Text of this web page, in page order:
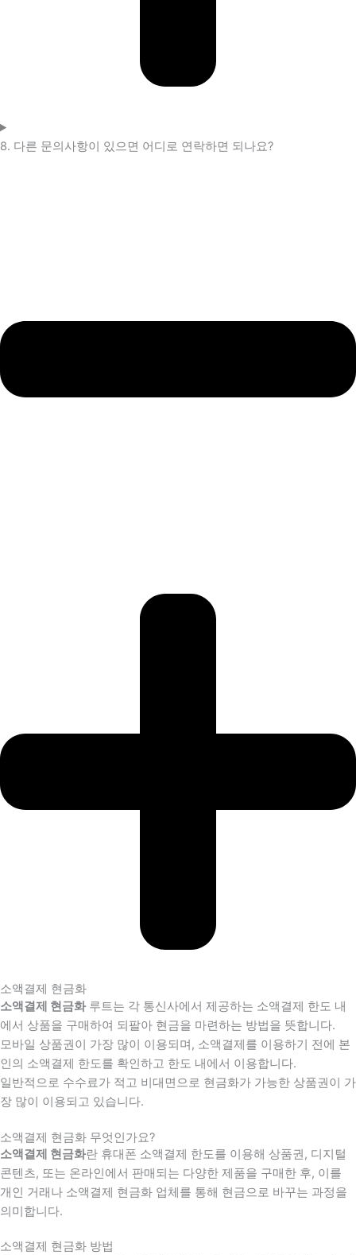
8. 다른 문의사항이 있으면 어디로 연락하면 되나요?
소액결제 현금화
소액결제 현금화루트는 각 통신사에서 제공하는 소액결제 한도 내
에서 상품을 구매하여 되팔아 현금을 마련하는 방법을 뜻합니다.
모바일 상품권이 가장 많이 이용되며, 소액결제를 이용하기 전에 본
인의 소액결제 한도를 확인하고 한도 내에서 이용합니다.
일반적으로 수수료가 적고 비대면으로 현금화가 가능한 상품권이 가
장 많이 이용되고 있습니다.
소액결제 현금화 무엇인가요?
소액결제 현금화란 휴대폰 소액결제 한도를 이용해 상품권, 디지털
콘텐츠, 또는 온라인에서 판매되는 다양한 제품을 구매한 후, 이를
개인 거래나 소액결제 현금화 업체를 통해 현금으로 바꾸는 과정을
의미합니다.
소액결제 현금화 방법